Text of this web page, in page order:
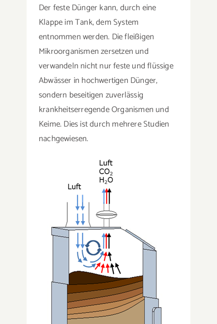
Der feste Dünger kann, durch eine
Klappe im Tank, dem System
entnommen werden. Die fleißigen
Mikroorganismen zersetzen und
verwandeln nicht nur feste und flüssige
Abwässer in hochwertigen Dünger,
sondern beseitigen zuverlässig
krankheitserregende Organismen und
Keime. Dies ist durch mehrere Studien
nachgewiesen.